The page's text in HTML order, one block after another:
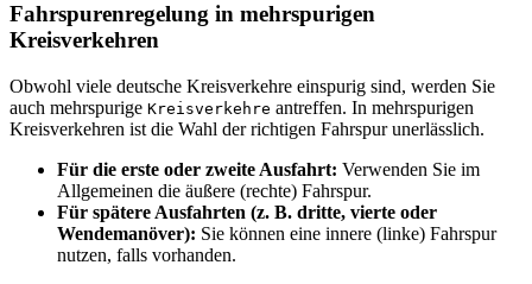
Fahrspurenregelung in mehrspurigen
Kreisverkehren
Obwohl viele deutsche Kreisverkehre einspurig sind, werden Sie
auch mehrspurige Kreisverkehre antreffen. In mehrspurigen
Kreisverkehren ist die Wahl der richtigen Fahrspur unerlässlich.
Für die erste oder zweite Ausfahrt: Verwenden Sie im
Allgemeinen die äußere (rechte) Fahrspur.
Für spätere Ausfahrten (z. B. dritte, vierte oder
Wendemanöver): Sie können eine innere (linke) Fahrspur
nutzen, falls vorhanden.